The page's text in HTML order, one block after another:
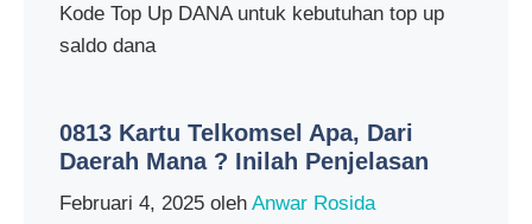
Kode Top Up DANA untuk kebutuhan top up
saldo dana
0813 Kartu Telkomsel Apa, Dari
Daerah Mana ? Inilah Penjelasan
Februari 4, 2025 oleh Anwar Rosida